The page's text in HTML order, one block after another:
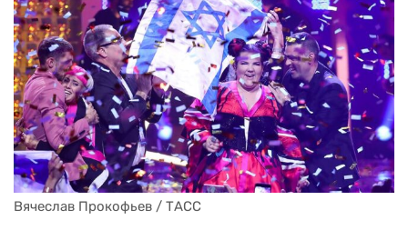
Вячеслав Прокофьев / ТАСС